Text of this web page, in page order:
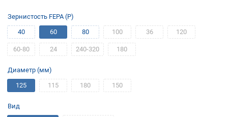
Зернистость FEPA (P)
40
60 80 100 36 120
60-80 24 240-320 180
Диаметр (мм)
125
115 180 150
Вид